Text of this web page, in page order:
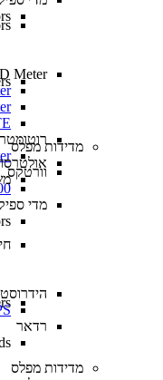
Meter
רוטומטר
וורטקס
מדי
מדידות מפלס
מדידות מפלס
רדאר